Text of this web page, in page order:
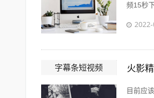
频15秒
字幕条短视频 火影
目前应